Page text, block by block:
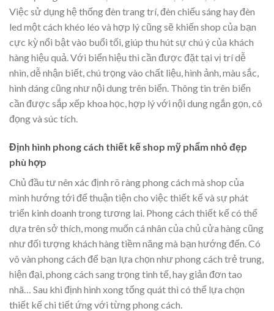
Việc sử dụng hệ thống đèn trang trí, đèn chiếu sáng hay đèn
led một cách khéo léo và hợp lý cũng sẽ khiến shop của bạn
cực kỳ nổi bật vào buổi tối, giúp thu hút sự chú ý của khách
hàng hiệu quả. Với biển hiệu thì cần được đặt tại vị trí dễ
nhìn, dễ nhận biết, chú trọng vào chất liệu, hình ảnh, màu sắc,
hình dáng cũng như nội dung trên biển. Thông tin trên biển
cần được sắp xếp khoa học, hợp lý với nội dung ngắn gọn, cô
đọng và súc tích.
Định hình phong cách thiết kế shop mỹ phẩm nhỏ đẹp
phù hợp
Chủ đầu tư nên xác định rõ ràng phong cách mà shop của
mình hướng tới để thuận tiện cho việc thiết kế và sự phát
triển kinh doanh trong tương lai. Phong cách thiết kế có thể
dựa trên sở thích, mong muốn cá nhân của chủ cửa hàng cũng
như đối tượng khách hàng tiềm năng mà bạn hướng đến. Có
vô vàn phong cách để bạn lựa chọn như phong cách trẻ trung,
hiện đại, phong cách sang trọng tinh tế, hay giản đơn tao
nhã… Sau khi định hình xong tổng quát thì có thể lựa chọn
thiết kế chi tiết ứng với từng phong cách.